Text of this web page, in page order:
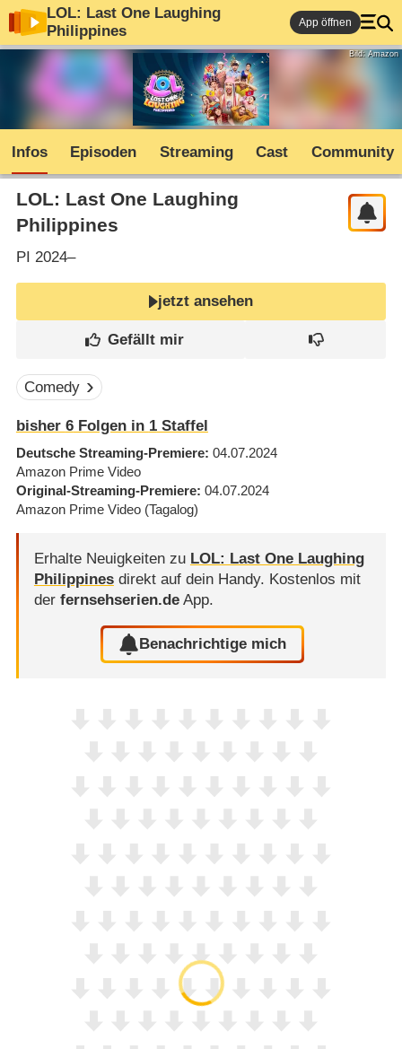
LOL: Last One Laughing
Philippines
App öffnen
Bild: Amazon
Infos Episoden Streaming Cast Community
LOL: Last One Laughing
Philippines
PI 2024–
jetzt ansehen
Comedy
bisher 6Folgen in 1Staffel
Deutsche Streaming-Premiere 04.07.2024
Amazon Prime Video
Original-Streaming-Premiere 04.07.2024
Amazon Prime Video (Tagalog)
Erhalte Neuigkeiten zu LOL: Last One Laughing
Philippinesdirekt auf dein Handy. Kostenlos mit
der fernsehserien.deApp.
Benachrichtige mich